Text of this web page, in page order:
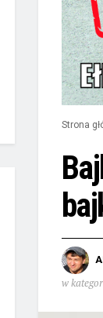
Strona
w